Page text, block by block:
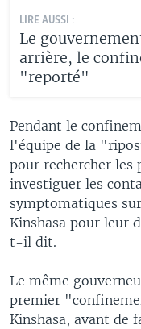
LIRE AUSSI :
Le
arrière, le
"reporté"
Pendant le
l'équipe de la
pour rechercher les
investiguer les
symptomatiques
Kinshasa pour leur
t-il dit.
Le même
premier
Kinshasa, avant de